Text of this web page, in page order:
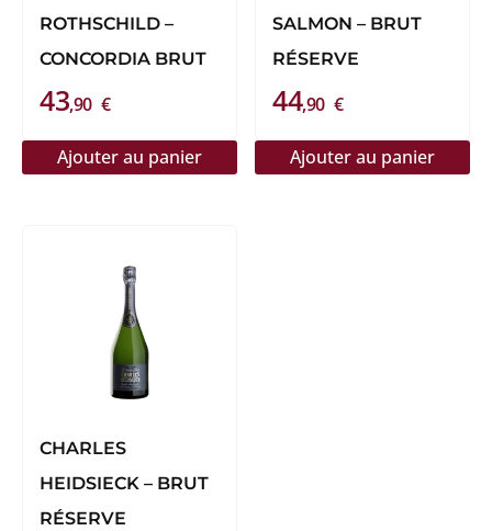
ROTHSCHILD –
CONCORDIA BRUT
43,90 €
Ajouter au panier
SALMON – BRUT
RÉSERVE
44,90 €
Ajouter au panier
CHARLES
HEIDSIECK – BRUT
RÉSERVE